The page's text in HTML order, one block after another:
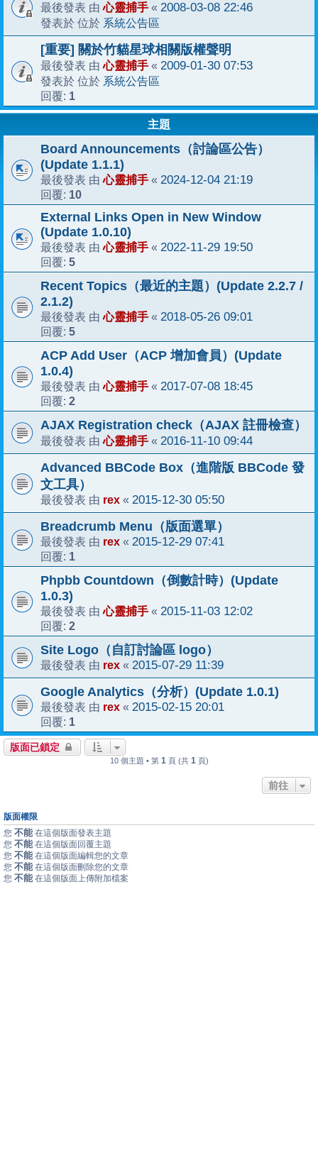
最後發表 由心靈捕手 « 2008-03-08 22:46
發表於 位於 系統公告區
[重要] 關於竹貓星球相關版權聲明
最後發表 由心靈捕手 « 2009-01-30 07:53
發表於 位於 系統公告區
回覆: 1
主題
Board Announcements（討論區公告）
(Update 1.1.1)
最後發表 由心靈捕手 « 2024-12-04 21:19
回覆: 10
External Links Open in New Window
(Update 1.0.10)
最後發表 由心靈捕手 « 2022-11-29 19:50
回覆: 5
Recent Topics（最近的主題）(Update 2.2.7 /
2.1.2)
最後發表 由心靈捕手 « 2018-05-26 09:01
回覆: 5
ACP Add User（ACP 增加會員）(Update
1.0.4)
最後發表 由心靈捕手 « 2017-07-08 18:45
回覆: 2
AJAX Registration check（AJAX 註冊檢查）
最後發表 由心靈捕手 « 2016-11-10 09:44
Advanced BBCode Box（進階版 BBCode 發
文工具）
最後發表 由 rex « 2015-12-30 05:50
Breadcrumb Menu（版面選單）
最後發表 由 rex « 2015-12-29 07:41
回覆: 1
Phpbb Countdown（倒數計時）(Update
1.0.3)
最後發表 由心靈捕手 « 2015-11-03 12:02
回覆: 2
Site Logo（自訂討論區 logo）
最後發表 由 rex « 2015-07-29 11:39
Google Analytics（分析）(Update 1.0.1)
最後發表 由 rex « 2015-02-15 20:01
回覆: 1
版面已鎖定
10 個主題 • 第 1 頁 (共 1 頁)
前往
版面權限
您 不能 在這個版面發表主題
您 不能 在這個版面回覆主題
您 不能 在這個版面編輯您的文章
您 不能 在這個版面刪除您的文章
您 不能 在這個版面上傳附加檔案